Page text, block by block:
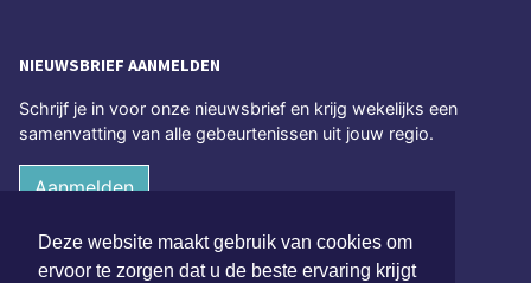
Deze website maakt gebruik van cookies om
ervoor te zorgen dat u de beste ervaring krijgt
NIEUWSBRIEF AANMELDEN
Schrijf je in voor onze nieuwsbrief en krijg wekelijks een
samenvatting van alle gebeurtenissen uit jouw regio.
Aanmelden
ONLINE DAGBLADEN